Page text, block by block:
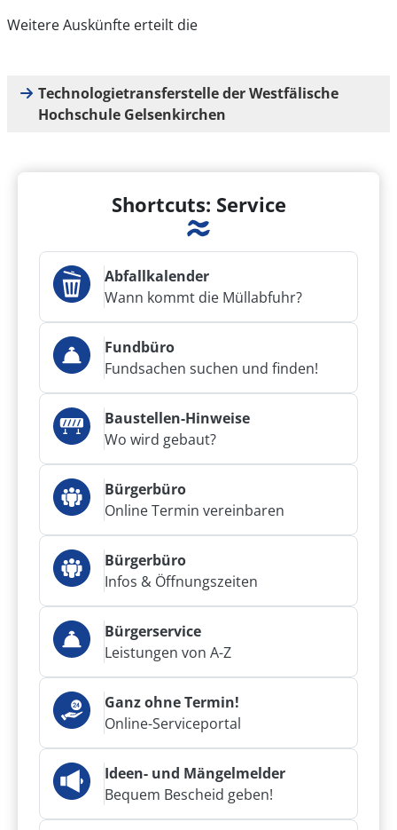
Weitere Auskünfte erteilt die
Technologietransferstelle der Westfälische
Hochschule Gelsenkirchen
Shortcuts: Service
Abfallkalender
Wann kommt die Müllabfuhr?
Fundbüro
Fundsachen suchen und finden!
Baustellen-Hinweise
Wo wird gebaut?
Bürgerbüro
Online Termin vereinbaren
Bürgerbüro
Infos & Öffnungszeiten
Bürgerservice
Leistungen von A-Z
Ganz ohne Termin!
Online-Serviceportal
Ideen- und Mängelmelder
Bequem Bescheid geben!